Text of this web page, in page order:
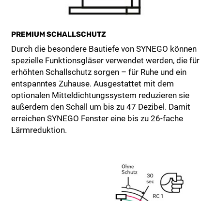
PREMIUM SCHALLSCHUTZ
Durch die besondere Bautiefe von SYNEGO können
spezielle Funktionsgläser verwendet werden, die für
erhöhten Schallschutz sorgen – für Ruhe und ein
entspanntes Zuhause. Ausgestattet mit dem
optionalen Mitteldichtungssystem reduzieren sie
außerdem den Schall um bis zu 47 Dezibel. Damit
erreichen SYNEGO Fenster eine bis zu 26-fache
Lärmreduktion.